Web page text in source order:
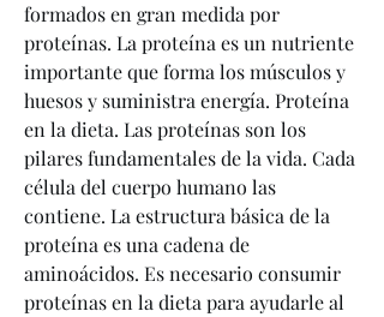
formados en gran medida por
proteínas. La proteína es un nutriente
importante que forma los músculos y
huesos y suministra energía. Proteína
en la dieta. Las proteínas son los
pilares fundamentales de la vida. Cada
célula del cuerpo humano las
contiene. La estructura básica de la
proteína es una cadena de
aminoácidos. Es necesario consumir
proteínas en la dieta para ayudarle al